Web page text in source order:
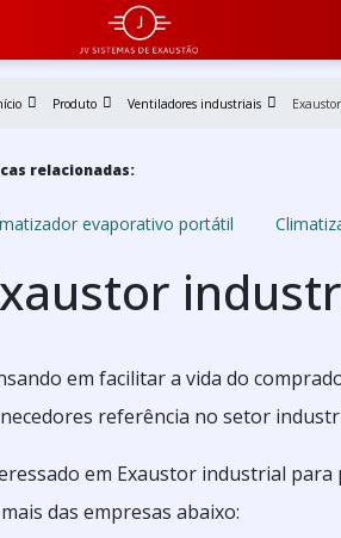
Produto Ventiladores industriais
relacionadas:
evaporativo portátil
em facilitar a vida do
referência no setor
em Exaustor industrial
das empresas abaixo: